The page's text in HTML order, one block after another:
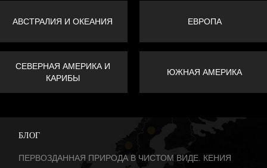
АВСТРАЛИЯ И ОКЕАНИЯ ЕВРОПА
СЕВЕРНАЯ АМЕРИКА И
КАРИБЫ
ЮЖНАЯ АМЕРИКА
БЛОГ
ПЕРВОЗДАННАЯ ПРИРОДА В ЧИСТОМ ВИДЕ. КЕНИЯ